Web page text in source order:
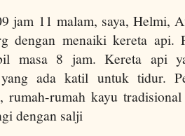
jam 11 malam, saya, Helmi,
dengan menaiki kereta api.
masa 8 jam. Kereta api
ada katil untuk tidur.
rumah-rumah kayu
dengan salji